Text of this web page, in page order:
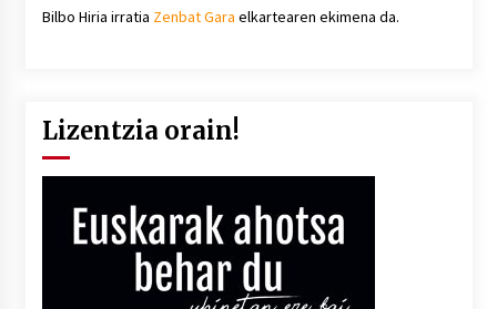
Bilbo Hiria irratia Zenbat Gara elkartearen ekimena da.
Lizentzia orain!